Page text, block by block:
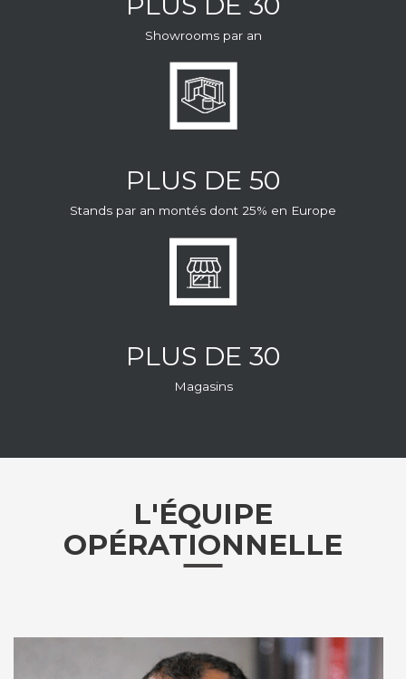
Showrooms par an
PLUS DE 50
Stands par an montés dont 25% en Europe
PLUS DE 30
Magasins
L'ÉQUIPE
OPÉRATIONNELLE